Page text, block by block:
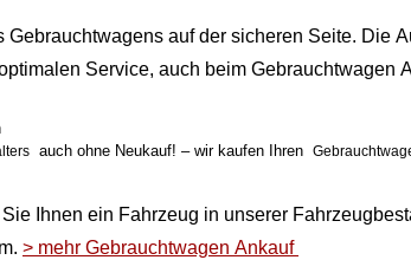
auf der sicheren Seite. Die
Schweizweit vertreten und bietet Ihnen optimalen Service, auch beim Gebrauchtwagen
auch ohne Neukauf! – wir kaufen Ihren
Ihnen ein Fahrzeug in unserer
> mehr Gebrauchtwagen Ankauf